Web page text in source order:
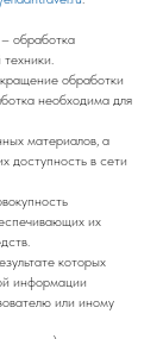
обработка
обработки
необходима для
материалов, а
доступность в сети
их
которых
информации
или иному